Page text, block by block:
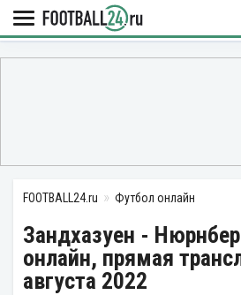
FOOTBALL24.ru Футбол онлайн
Зандхазуен -
онлайн, прямая
августа 2022